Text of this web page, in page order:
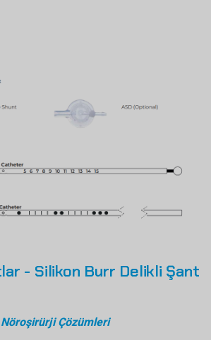
- Silikon Burr Delikli Şant
Çözümleri